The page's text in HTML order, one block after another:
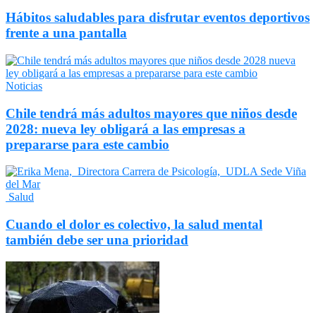
Hábitos saludables para disfrutar eventos deportivos
frente a una pantalla
Noticias
Chile tendrá más adultos mayores que niños desde
2028: nueva ley obligará a las empresas a
prepararse para este cambio
Salud
Cuando el dolor es colectivo, la salud mental
también debe ser una prioridad